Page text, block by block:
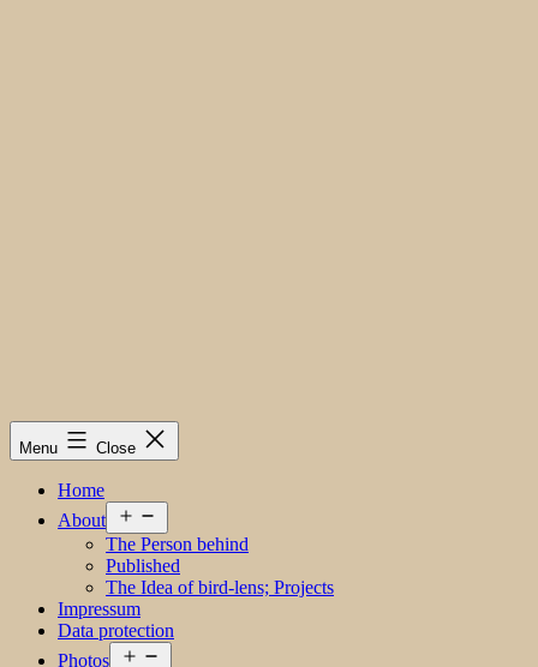
Menu Close
Home
About
menu
The Person behind
Published
The Idea of bird-lens; Projects
Impressum
Data protection
Photos